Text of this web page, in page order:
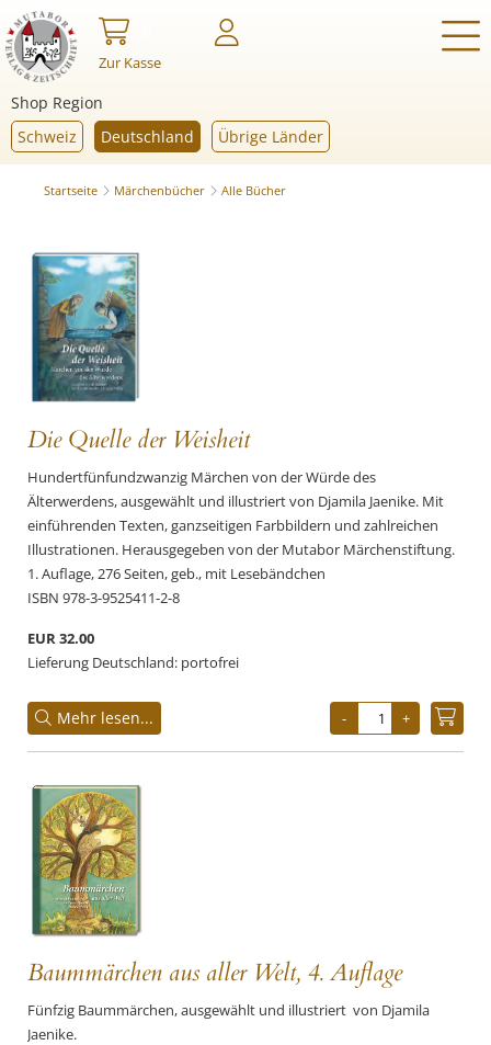
Zur Kasse
Shop Region
Schweiz
Deutschland Übrige Länder
Startseite Märchenbücher Alle Bücher
Die Quelle der Weisheit
Hundertfünfundzwanzig Märchen von der Würde des
Älterwerdens, ausgewählt und illustriert von Djamila Jaenike. Mit
einführenden Texten, ganzseitigen Farbbildern und zahlreichen
Illustrationen. Herausgegeben von der Mutabor Märchenstiftung.
1. Auflage, 276 Seiten, geb., mit Lesebändchen
ISBN 978-3-9525411-2-8
EUR 32.00
Lieferung Deutschland: portofrei
Mehr lesen...
Baummärchen aus aller Welt, 4. Auflage
Fünfzig Baummärchen, ausgewählt und illustriert von Djamila
Jaenike.